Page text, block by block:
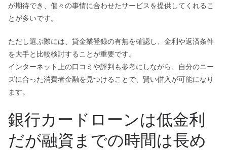
が期待でき、個々の事情に合わせたサービスを提供してくれるこ
とが多いです。
ただし選ぶ際には、貸金業登録の有無を確認し、金利や返済条件
を大手と比較検討することが重要です。
インターネット上の口コミや評判も参考にしながら、自分のニー
ズに合った消費者金融を見つけることで、賢い借入が可能になり
ます。
銀行カードローンは低金利
だが融資までの時間は長め